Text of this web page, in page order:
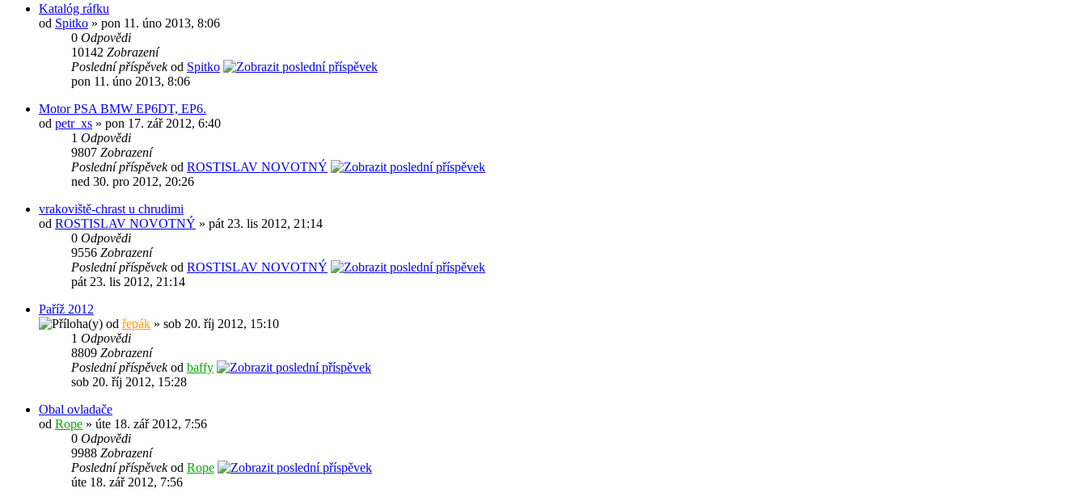
Katalóg ráfku
od Spitko » pon 11. úno 2013, 8:06
0 Odpovědi
10142 Zobrazení
Poslední příspěvekod Spitko
pon 11. úno 2013, 8:06
Motor PSA BMW EP6DT, EP6.
od petr_xs » pon 17. zář 2012, 6:40
1 Odpovědi
9807 Zobrazení
Poslední příspěvekod ROSTISLAV NOVOTNÝ
ned 30. pro 2012, 20:26
vrakoviště-chrast u chrudimi
od ROSTISLAV NOVOTNÝ » pát 23. lis 2012, 21:14
0 Odpovědi
9556 Zobrazení
Poslední příspěvekod ROSTISLAV NOVOTNÝ
pát 23. lis 2012, 21:14
Paříž 2012
od řepák » sob 20. říj 2012, 15:10
1 Odpovědi
8809 Zobrazení
Poslední příspěvekod baffy
sob 20. říj 2012, 15:28
Obal ovladače
od Rope » úte 18. zář 2012, 7:56
0 Odpovědi
9988 Zobrazení
Poslední příspěvekod Rope
úte 18. zář 2012, 7:56